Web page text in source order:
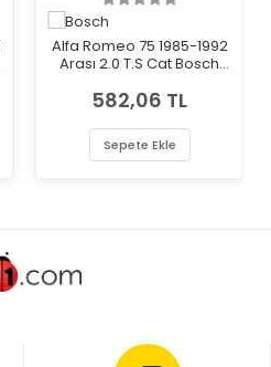
Alfa Romeo 75 1985-1992
Arası 2.0 T.S Cat Bosch
582,06 TL
Sepete Ekle